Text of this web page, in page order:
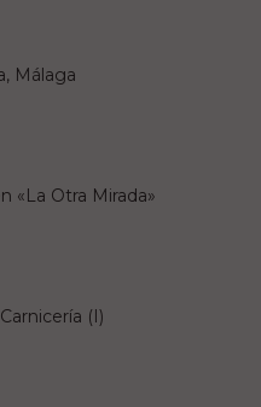
Málaga
«La Otra Mirada»
(I)